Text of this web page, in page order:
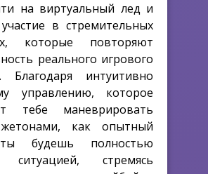
на виртуальный лед и
в стремительных
которые повторяют
реального игрового
Благодаря интуитивно
управлению, которое
тебе маневрировать
как опытный
будешь полностью
ситуацией, стремясь